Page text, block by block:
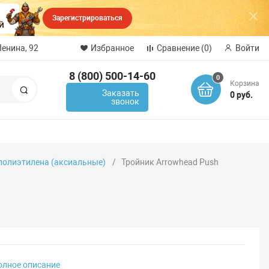
Зарегистрироваться
92 Избранное Сравнение (0) Войти
8 (800) 500-14-60
Заказать
звонок
0
Корзина
0 руб.
(аксиальные) Тройник Arrowhead Push
описание